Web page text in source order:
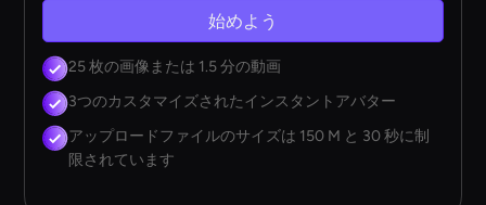
始めよう
25 枚の画像または 1.5 分の動画
3つのカスタマイズされたインスタントアバター
アップロードファイルのサイズは 150 M と 30 秒に制
限されています